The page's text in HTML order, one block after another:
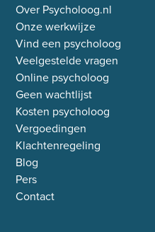
Over Psycholoog.nl
Onze werkwijze
Vind een psycholoog
Veelgestelde vragen
Online psycholoog
Geen wachtlijst
Kosten psycholoog
Vergoedingen
Klachtenregeling
Blog
Pers
Contact